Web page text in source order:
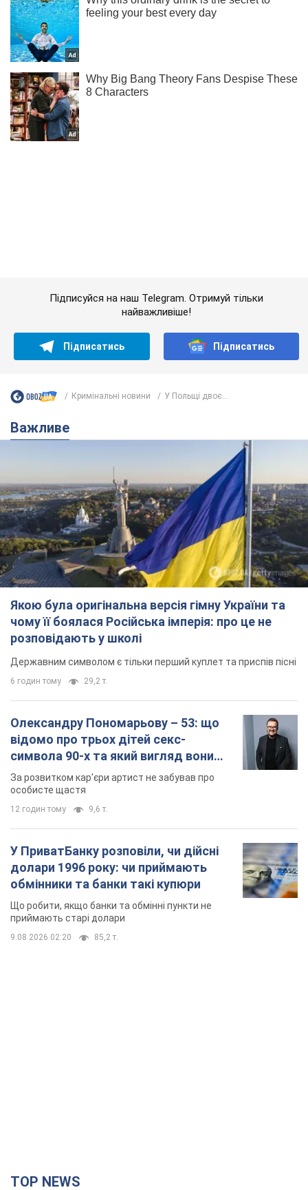
Важливе
Якою була оригінальна версія гімну України та
чому її боялася Російська імперія: про це не
розповідають у школі
Державним символом є тільки перший куплет та приспів пісні
6 годин тому 29,2 т.
Олександру Пономарьову – 53: що
відомо про трьох дітей секс-
символа 90-х та який вигляд вони
мають
За розвитком кар'єри артист не забував про
долари 1996 року: чи приймають
обмінники та банки такі купюри
приймають старі долари